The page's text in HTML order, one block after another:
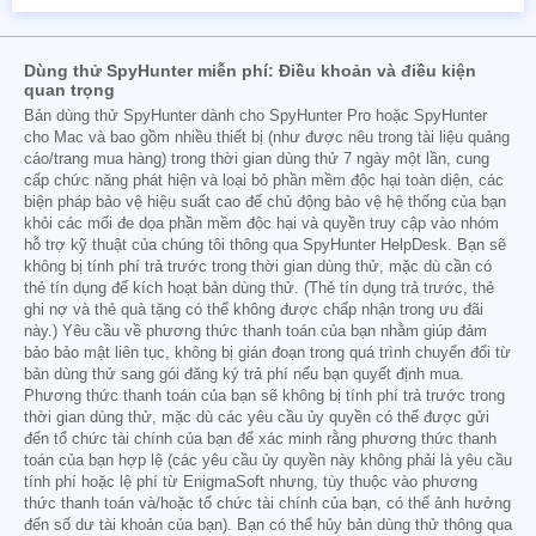
Dùng thử SpyHunter miễn phí: Điều khoản và điều kiện
quan trọng
Bản dùng thử SpyHunter dành cho SpyHunter Pro hoặc SpyHunter
cho Mac và bao gồm nhiều thiết bị (như được nêu trong tài liệu quảng
cáo/trang mua hàng) trong thời gian dùng thử 7 ngày một lần, cung
cấp chức năng phát hiện và loại bỏ phần mềm độc hại toàn diện, các
biện pháp bảo vệ hiệu suất cao để chủ động bảo vệ hệ thống của bạn
khỏi các mối đe dọa phần mềm độc hại và quyền truy cập vào nhóm
hỗ trợ kỹ thuật của chúng tôi thông qua SpyHunter HelpDesk. Bạn sẽ
không bị tính phí trả trước trong thời gian dùng thử, mặc dù cần có
thẻ tín dụng để kích hoạt bản dùng thử. (Thẻ tín dụng trả trước, thẻ
ghi nợ và thẻ quà tặng có thể không được chấp nhận trong ưu đãi
này.) Yêu cầu về phương thức thanh toán của bạn nhằm giúp đảm
bảo bảo mật liên tục, không bị gián đoạn trong quá trình chuyển đổi từ
bản dùng thử sang gói đăng ký trả phí nếu bạn quyết định mua.
Phương thức thanh toán của bạn sẽ không bị tính phí trả trước trong
thời gian dùng thử, mặc dù các yêu cầu ủy quyền có thể được gửi
đến tổ chức tài chính của bạn để xác minh rằng phương thức thanh
toán của bạn hợp lệ (các yêu cầu ủy quyền này không phải là yêu cầu
tính phí hoặc lệ phí từ EnigmaSoft nhưng, tùy thuộc vào phương
thức thanh toán và/hoặc tổ chức tài chính của bạn, có thể ảnh hưởng
đến số dư tài khoản của bạn). Bạn có thể hủy bản dùng thử thông qua